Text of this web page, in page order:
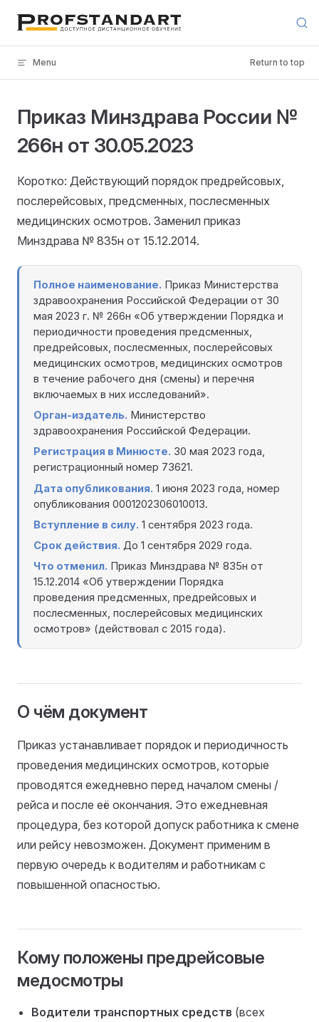
Skip to content
Menu Return to top
Приказ Минздрава России №
266н от 30.05.2023
Коротко: Действующий порядок предрейсовых,
послерейсовых, предсменных, послесменных
медицинских осмотров. Заменил приказ
Минздрава № 835н от 15.12.2014.
Полное наименование. Приказ Министерства
здравоохранения Российской Федерации от 30
мая 2023 г. № 266н «Об утверждении Порядка и
периодичности проведения предсменных,
предрейсовых, послесменных, послерейсовых
медицинских осмотров, медицинских осмотров
в течение рабочего дня (смены) и перечня
включаемых в них исследований».
Орган-издатель. Министерство
здравоохранения Российской Федерации.
Регистрация в Минюсте. 30 мая 2023 года,
регистрационный номер 73621.
Дата опубликования. 1 июня 2023 года, номер
опубликования 0001202306010013.
Вступление в силу. 1 сентября 2023 года.
Срок действия. До 1 сентября 2029 года.
Что отменил. Приказ Минздрава № 835н от
15.12.2014 «Об утверждении Порядка
проведения предсменных, предрейсовых и
послесменных, послерейсовых медицинских
осмотров» (действовал с 2015 года).
О чём документ
Приказ устанавливает порядок и периодичность
проведения медицинских осмотров, которые
проводятся ежедневно перед началом смены /
рейса и после её окончания. Это ежедневная
процедура, без которой допуск работника к смене
или рейсу невозможен. Документ применим в
первую очередь к водителям и работникам с
повышенной опасностью.
Кому положены предрейсовые
медосмотры
Водители транспортных средств (всех